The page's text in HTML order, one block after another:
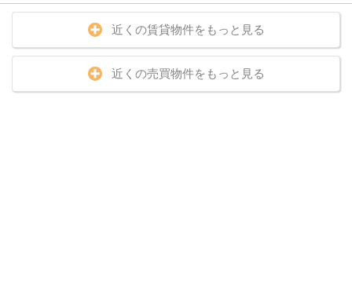
近くの賃貸物件をもっと見る
近くの売買物件をもっと見る